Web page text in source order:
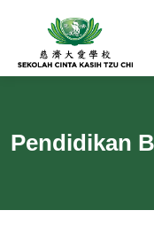
Pendidikan